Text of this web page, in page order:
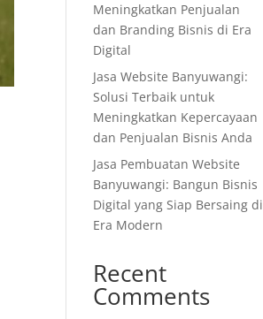
Meningkatkan Penjualan
dan Branding Bisnis di Era
Digital
Jasa Website Banyuwangi:
Solusi Terbaik untuk
Meningkatkan Kepercayaan
dan Penjualan Bisnis Anda
Jasa Pembuatan Website
Banyuwangi: Bangun Bisnis
Digital yang Siap Bersaing di
Era Modern
Recent
Comments